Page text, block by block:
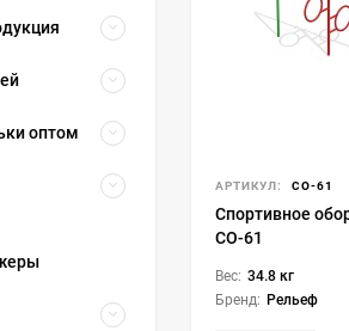
АРТИКУЛ: СО-61
Спортивное
СО-61
Вес: 34.8 кг
Бренд: Рельеф
оптом